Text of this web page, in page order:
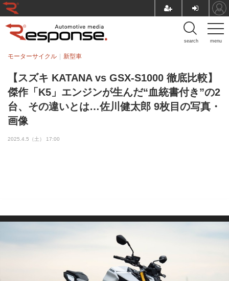
menu
search
【スズキ KATANA vs GSX-S1000 徹底比較】
傑作「K5」エンジンが生んだ“血統書付き”の2
台、その違いとは…佐川健太郎 9枚目の写真・
画像
モーターサイクル 新型車
2025.4.5（土） 17:00